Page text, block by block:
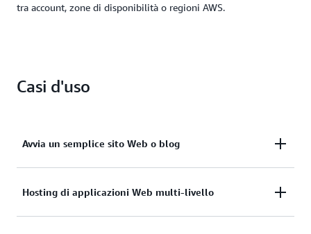
tra account, zone di disponibilità o regioni AWS.
Casi d'uso
Avvia un semplice sito Web o blog
applicazione Web applicando le regole sulle
connessioni inbound e outbound.
Hosting di applicazioni Web multi-livello